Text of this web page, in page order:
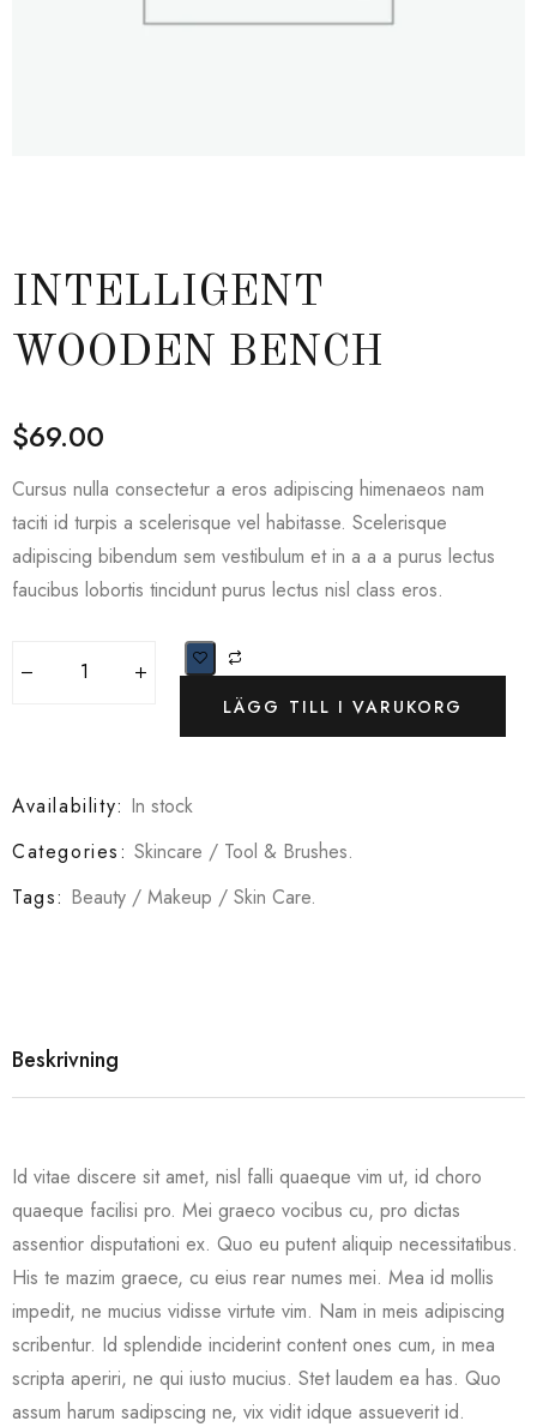
INTELLIGENT
WOODEN BENCH
$69.00
Cursus nulla consectetur a eros adipiscing himenaeos nam
taciti id turpis a scelerisque vel habitasse. Scelerisque
adipiscing bibendum sem vestibulum et in a a a purus lectus
faucibus lobortis tincidunt purus lectus nisl class eros.
LÄGG TILL I VARUKORG
Availability: In stock
Categories: Skincare / Tool & Brushes.
Tags: Beauty / Makeup / Skin Care.
Beskrivning
Id vitae discere sit amet, nisl falli quaeque vim ut, id choro
quaeque facilisi pro. Mei graeco vocibus cu, pro dictas
assentior disputationi ex. Quo eu putent aliquip necessitatibus.
His te mazim graece, cu eius rear numes mei. Mea id mollis
impedit, ne mucius vidisse virtute vim. Nam in meis adipiscing
scribentur. Id splendide inciderint content ones cum, in mea
scripta aperiri, ne qui iusto mucius. Stet laudem ea has. Quo
assum harum sadipscing ne, vix vidit idque assueverit id.